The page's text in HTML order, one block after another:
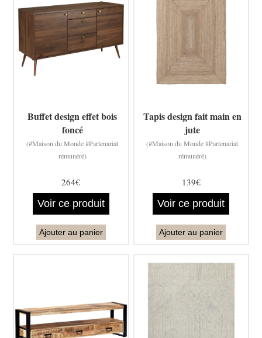
Buffet design effet bois
foncé
(#Maison du Monde #Partenariat
rémunéré)
264€
Voir ce produit
Ajouter au panier
Tapis design fait main en
jute
(#Maison du Monde #Partenariat
rémunéré)
139€
Voir ce produit
Ajouter au panier